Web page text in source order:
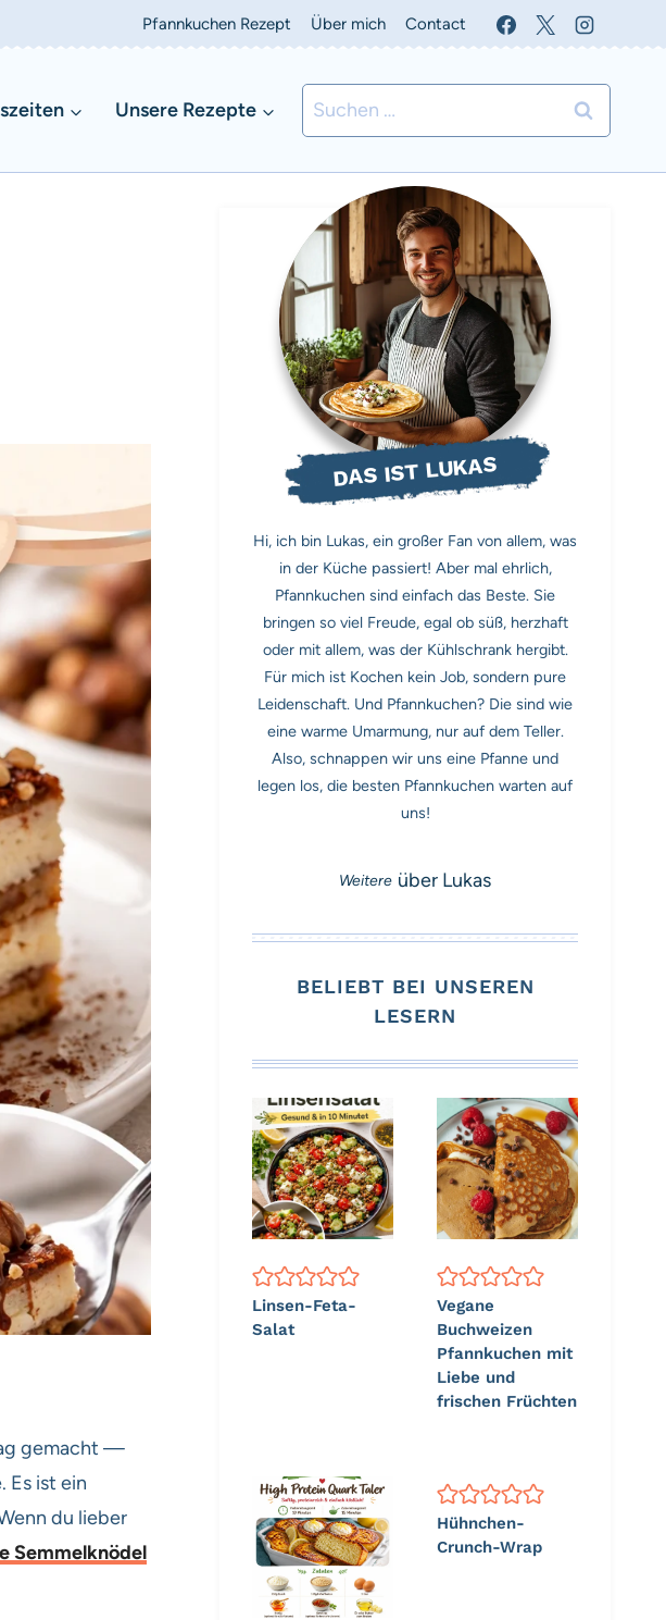
Pfannkuchen Rezept Über mich Contact
Unsere Rezepte
Suchen
nach:
gemacht —
Es ist ein
du lieber
Semmelknödel
DAS IST LUKAS
Hi, ich bin Lukas, ein großer Fan von allem, was
in der Küche passiert! Aber mal ehrlich,
Pfannkuchen sind einfach das Beste. Sie
bringen so viel Freude, egal ob süß, herzhaft
oder mit allem, was der Kühlschrank hergibt.
Für mich ist Kochen kein Job, sondern pure
Leidenschaft. Und Pfannkuchen? Die sind wie
eine warme Umarmung, nur auf dem Teller.
Also, schnappen wir uns eine Pfanne und
legen los, die besten Pfannkuchen warten auf
uns!
über Lukas
BELIEBT BEI UNSEREN
LESERN
Linsen-Feta-
Salat
Vegane
Buchweizen
Pfannkuchen mit
Liebe und
frischen Früchten
Hühnchen-
Crunch-Wrap